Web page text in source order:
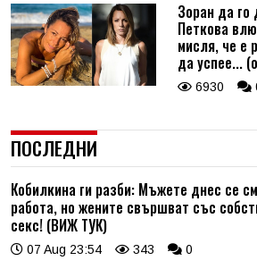
Зоран да го
Петкова
мисля, че е
да успее...
6930
ПОСЛЕДНИ
Кобилкина ги разби: Мъжете днес се
работа, но жените свършват със
секс! (ВИЖ ТУК)
07 Aug 23:54 343 0